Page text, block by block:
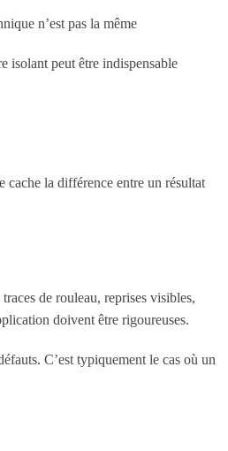
n’est pas la même
isolant peut être indispensable
cache la différence entre un résultat
de rouleau, reprises visibles,
doivent être rigoureuses.
C’est typiquement le cas où un